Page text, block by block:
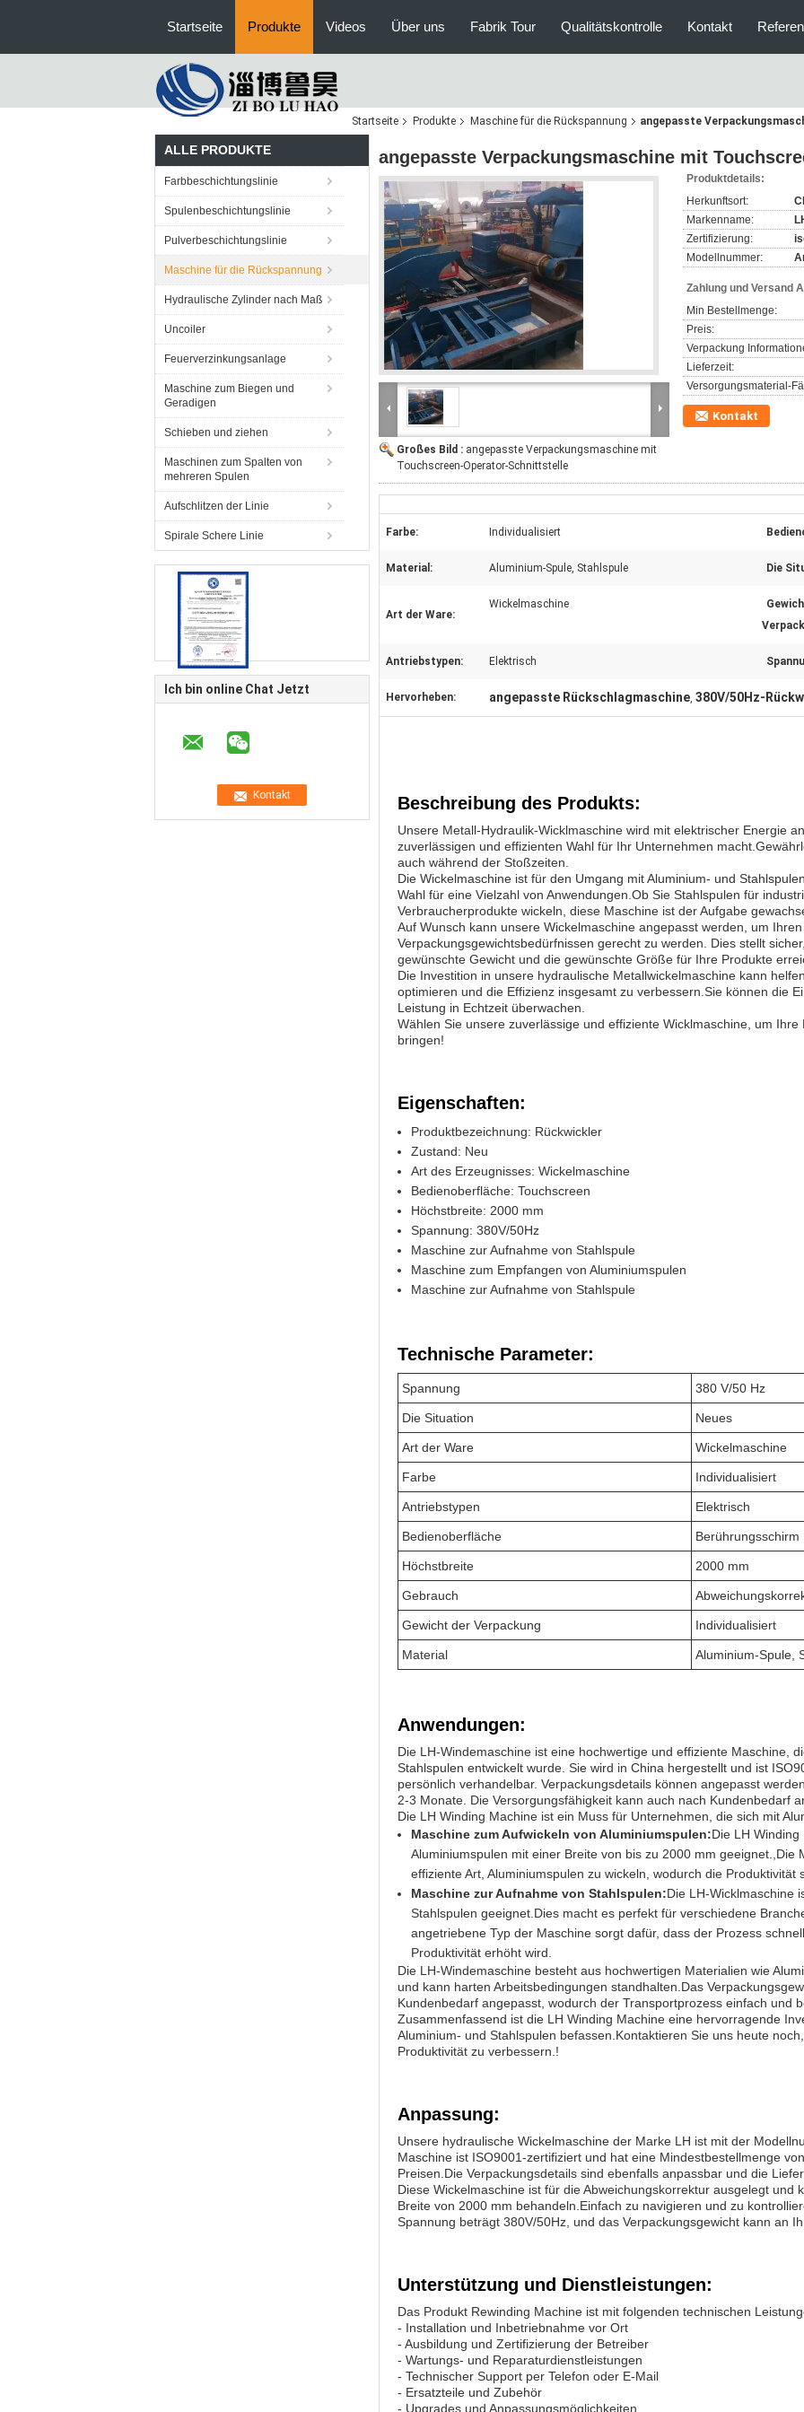
Startseite Produkte Videos Über uns Fabrik Tour Qualitätskontrolle Kontakt
Startseite Produkte Maschine für die Rückspannung angepasste
ALLE PRODUKTE
Farbbeschichtungslinie
Spulenbeschichtungslinie
Pulverbeschichtungslinie
Maschine für die Rückspannung
Hydraulische Zylinder nach Maß
Uncoiler
Feuerverzinkungsanlage
Maschine zum Biegen und
Geradigen
Schieben und ziehen
Maschinen zum Spalten von
mehreren Spulen
Aufschlitzen der Linie
Spirale Schere Linie
Ich bin online Chat Jetzt
angepasste Verpackungsmaschine mit
Großes Bild : angepasste Verpackungsmaschine mit
Touchscreen-Operator-Schnittstelle
Produktdetails:
Herkunftsort:
Markenname:
Zertifizierung:
Modellnummer:
Zahlung und Versand
Min Bestellmenge:
Preis:
Verpackung
Lieferzeit:
Versorgungsmaterial-
Kontakt
Farbe: Individualisiert
Material: Aluminium-Spule, Stahlspule Die
Art der Ware:
Wickelmaschine
Antriebstypen: Elektrisch
Hervorheben: angepasste Rückschlagmaschine, 380V/50Hz-
Beschreibung des Produkts:
Unsere Metall-Hydraulik-Wicklmaschine wird mit elektrischer Energie
zuverlässigen und effizienten Wahl für Ihr Unternehmen
auch während der Stoßzeiten.
Die Wickelmaschine ist für den Umgang mit Aluminium- und
Wahl für eine Vielzahl von Anwendungen.Ob Sie Stahlspulen für
Verbraucherprodukte wickeln, diese Maschine ist der Aufgabe
Auf Wunsch kann unsere Wickelmaschine angepasst werden, um
Verpackungsgewichtsbedürfnissen gerecht zu werden. Dies stellt
gewünschte Gewicht und die gewünschte Größe für Ihre Produkte
Die Investition in unsere hydraulische Metallwickelmaschine kann
optimieren und die Effizienz insgesamt zu verbessern.Sie können die
Leistung in Echtzeit überwachen.
Wählen Sie unsere zuverlässige und effiziente Wicklmaschine, um
bringen!
Eigenschaften:
Produktbezeichnung: Rückwickler
Zustand: Neu
Art des Erzeugnisses: Wickelmaschine
Bedienoberfläche: Touchscreen
Höchstbreite: 2000 mm
Spannung: 380V/50Hz
Maschine zur Aufnahme von Stahlspule
Maschine zum Empfangen von Aluminiumspulen
Maschine zur Aufnahme von Stahlspule
Technische Parameter:
Spannung 380 V/50 Hz
Die Situation Neues
Art der Ware Wickelmaschine
Farbe Individualisiert
Antriebstypen Elektrisch
Bedienoberfläche Berührungsschirm
Höchstbreite 2000 mm
Gebrauch
Gewicht der Verpackung Individualisiert
Material Aluminium-Spule,
Anwendungen:
Die LH-Windemaschine ist eine hochwertige und effiziente Maschine,
Stahlspulen entwickelt wurde. Sie wird in China hergestellt und ist
persönlich verhandelbar. Verpackungsdetails können angepasst
2-3 Monate. Die Versorgungsfähigkeit kann auch nach Kundenbedarf
Die LH Winding Machine ist ein Muss für Unternehmen, die sich mit
Maschine zum Aufwickeln von Aluminiumspulen:Die LH
Aluminiumspulen mit einer Breite von bis zu 2000 mm geeignet.,Die
effiziente Art, Aluminiumspulen zu wickeln, wodurch die Produktivität
Maschine zur Aufnahme von Stahlspulen:Die LH-Wicklmaschine
Stahlspulen geeignet.Dies macht es perfekt für verschiedene
angetriebene Typ der Maschine sorgt dafür, dass der Prozess
Produktivität erhöht wird.
Die LH-Windemaschine besteht aus hochwertigen Materialien wie
und kann harten Arbeitsbedingungen standhalten.Das
Kundenbedarf angepasst, wodurch der Transportprozess einfach und
Zusammenfassend ist die LH Winding Machine eine hervorragende
Aluminium- und Stahlspulen befassen.Kontaktieren Sie uns heute
Produktivität zu verbessern.!
Anpassung:
Unsere hydraulische Wickelmaschine der Marke LH ist mit der
Maschine ist ISO9001-zertifiziert und hat eine Mindestbestellmenge
Preisen.Die Verpackungsdetails sind ebenfalls anpassbar und die
Diese Wickelmaschine ist für die Abweichungskorrektur ausgelegt und
Breite von 2000 mm behandeln.Einfach zu navigieren und zu
Spannung beträgt 380V/50Hz, und das Verpackungsgewicht kann an
Unterstützung und Dienstleistungen:
Das Produkt Rewinding Machine ist mit folgenden technischen
- Installation und Inbetriebnahme vor Ort
- Ausbildung und Zertifizierung der Betreiber
- Wartungs- und Reparaturdienstleistungen
- Technischer Support per Telefon oder E-Mail
- Ersatzteile und Zubehör
- Upgrades und Anpassungsmöglichkeiten